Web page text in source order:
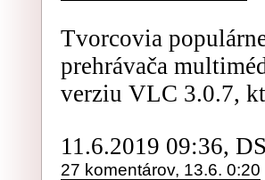
Tvorcovia
prehrávača
verziu VLC 3.0.7,
11.6.2019 09:36,
27 komentárov, 13.6. 0:20